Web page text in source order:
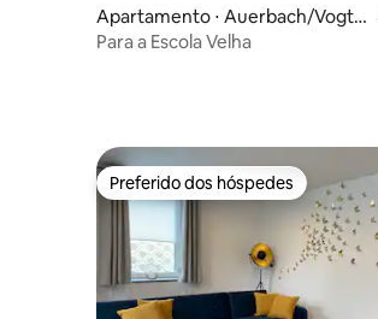
Apartamento ⋅ Auerbach/Vogtla
nd
Para a Escola Velha
Preferido dos hóspedes
Preferido dos hóspedes